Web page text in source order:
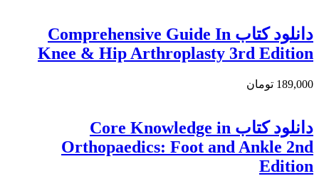
دانلود کتاب Comprehensive Guide In
Knee & Hip Arthroplasty 3rd Edition
189,000 تومان
دانلود كتاب Core Knowledge in
Orthopaedics: Foot and Ankle 2nd
Edition